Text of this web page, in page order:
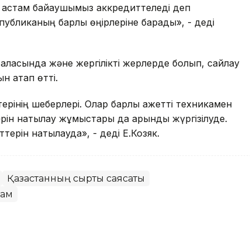
байқаушымыз аккредиттеледі деп
барлық өңірлеріне барады», - деді
және жергілікті жерлерде болып, сайлау
атап өтті.
шеберлері. Олар барлық қажетті техникамен
нақтылау жұмыстары да қарқынды жүргізілуде.
нақтылауда», - деді Е.Козяк.
Қазақстанның сыртқы саясаты